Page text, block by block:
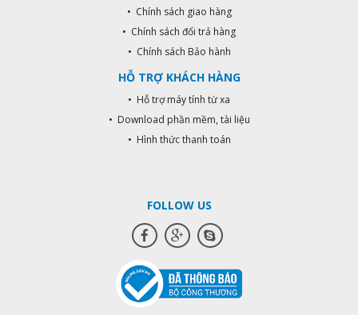
• Chính sách giao hàng
• Chính sách đổi trả hàng
• Chính sách Bảo hành
HỖ TRỢ KHÁCH HÀNG
• Hỗ trợ máy tính từ xa
• Download phần mềm, tài liệu
• Hình thức thanh toán
FOLLOW US